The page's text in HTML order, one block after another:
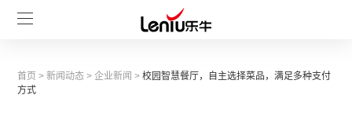
首页 >新闻动态 >企业新闻 >校园智慧餐厅，自主选择菜品，满足多种支付
方式